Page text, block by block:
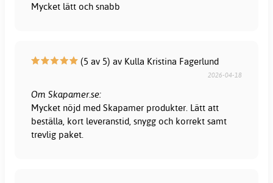
Mycket lätt och snabb
(5 av 5) av Kulla Kristina Fagerlund
2026-04-18
Om Skapamer.se:
Mycket nöjd med Skapamer produkter. Lätt att
beställa, kort leveranstid, snygg och korrekt samt
trevlig paket.